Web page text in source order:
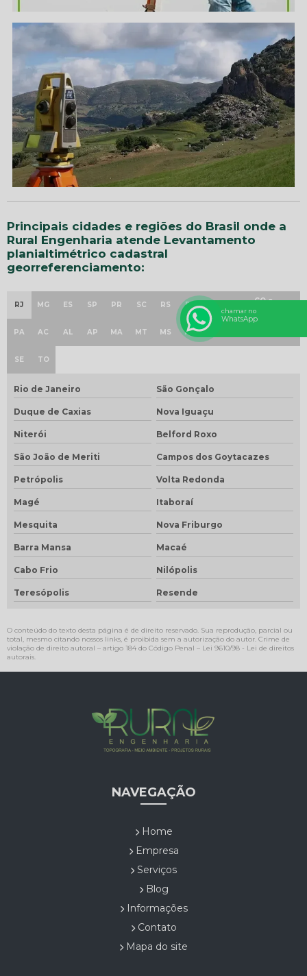
Principais cidades e regiões do Brasil onde a
Rural Engenharia atende Levantamento
planialtimétrico cadastral
georreferenciamento:
RJ MG ES SP PR SC RS PE
GO e
PA AC AL AP MA MT MS PB
SE TO
Rio de Janeiro São Gonçalo
Duque de Caxias Nova Iguaçu
Niterói Belford Roxo
São João de Meriti Campos dos Goytacazes
Petrópolis Volta Redonda
Magé Itaboraí
Mesquita Nova Friburgo
Barra Mansa Macaé
Cabo Frio Nilópolis
Teresópolis Resende
O conteúdo do texto desta página é de direito reservado. Sua reprodução, parcial ou
total, mesmo citando nossos links, é proibida sem a autorização do autor. Crime de
violação de direito autoral – artigo 184 do Código Penal – Lei 9610/98 - Lei de direitos
autorais.
NAVEGAÇÃO
Home
Empresa
Serviços
Blog
Informações
Contato
Mapa do site
chamar no
WhatsApp